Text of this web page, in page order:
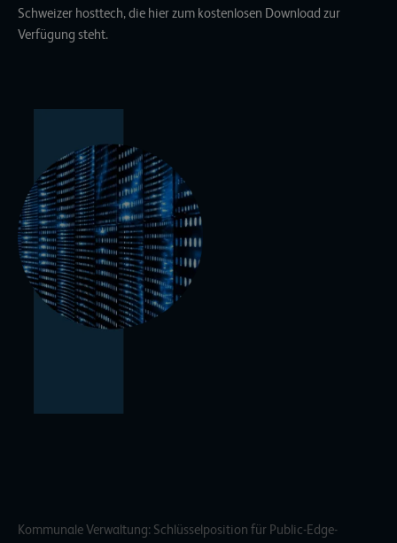
Schweizer hosttech, die hier zum kostenlosen Download zur
Verfügung steht.
Kommunale Verwaltung: Schlüsselposition für Public-Edge-